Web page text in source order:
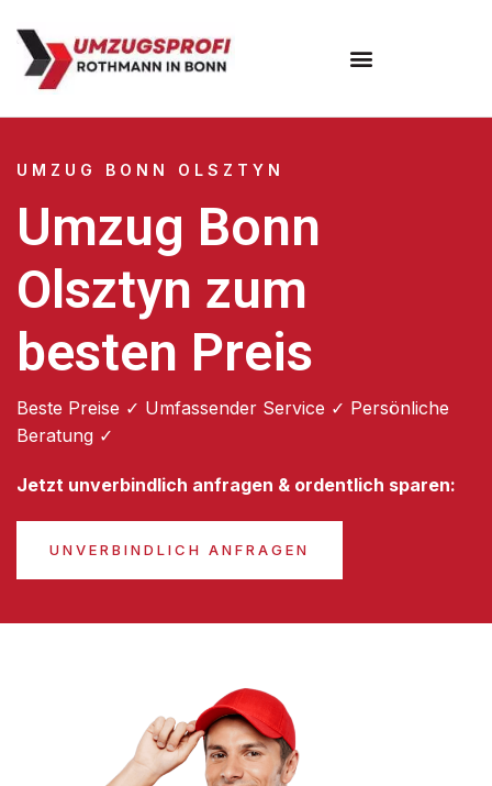
UMZUG BONN OLSZTYN
Umzug Bonn
Olsztyn zum
besten Preis
Beste Preise ✓ Umfassender Service ✓ Persönliche
Beratung ✓
Jetzt unverbindlich anfragen & ordentlich sparen:
UNVERBINDLICH ANFRAGEN